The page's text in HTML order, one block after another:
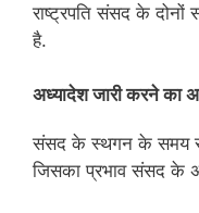
राष्ट्रपति संसद के
है.
अध्‍यादेश जारी करने का
संसद के स्थगन के समय
जिसका प्रभाव संसद के